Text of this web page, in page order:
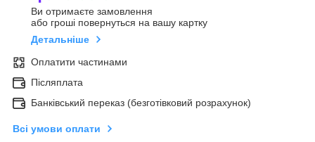
Ви отримаєте замовлення
або гроші повернуться на вашу картку
Детальніше
Оплатити частинами
Післяплата
Банківський переказ (безготівковий розрахунок)
Всі умови оплати